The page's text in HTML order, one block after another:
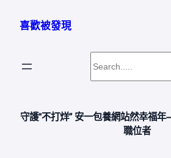
喜歡被發現
守護“不打烊” 安一包養網站然幸福
職位者